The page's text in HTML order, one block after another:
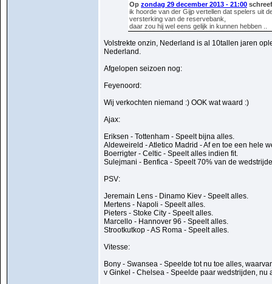
Op zondag 29 december 2013 - 21:00
ik hoorde van der Gijp vertellen dat spelers uit
versterking van de reservebank,
daar zou hij wel eens gelijk in kunnen hebben ..
Volstrekte onzin, Nederland is al 10tallen jaren
Nederland.
Afgelopen seizoen nog:
Feyenoord:
Wij verkochten niemand :) OOK wat waard :)
Ajax:
Eriksen - Tottenham - Speelt bijna alles.
Aldeweireld - Atletico Madrid - Af en toe een hele
Boerrigter - Celtic - Speelt alles indien fit.
Sulejmani - Benfica - Speelt 70% van de
PSV:
Jeremain Lens - Dinamo Kiev - Speelt alles.
Mertens - Napoli - Speelt alles.
Pieters - Stoke City - Speelt alles.
Marcello - Hannover 96 - Speelt alles.
Strootkutkop - AS Roma - Speelt alles.
Vitesse:
Bony - Swansea - Speelde tot nu toe alles,
v Ginkel - Chelsea - Speelde paar wedstrijden, nu